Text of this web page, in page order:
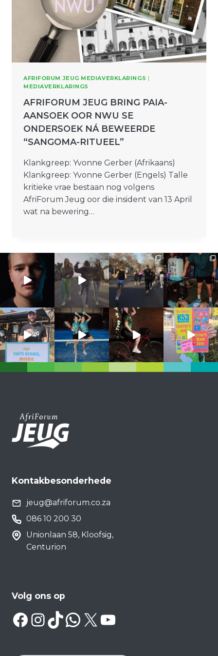
AFRIFORUM JEUG MEDIAVERKLARINGS |
MEDIAVERKLARINGS
AFRIFORUM JEUG BRING PAIA-
AANSOEK OOR NWU SE
ONDERSOEK NÁ BEWEERDE
“SANGOMA-RITUEEL”
Klankgreep: Yvonne Gerber (Afrikaans)
Klankgreep: Yvonne Gerber (Engels) Talle
kritieke vrae bestaan nog volgens
AfriForum Jeug oor die insident van 13 April
wat na bewering…
Kontakbesonderhede
jeug@afriforum.co.za
086 10 200 30
Unionlaan 58, Kloofsig,
Centurion
Volg ons op
Facebook
Instagram
TikTok
WhatsApp
X YouTube